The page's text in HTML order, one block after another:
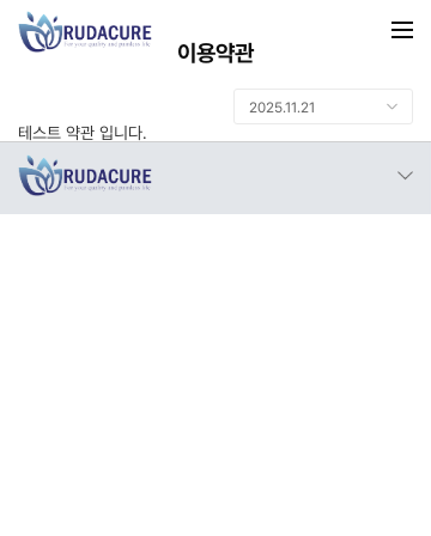
이용약관
2025.11.21
테스트 약관 입니다.